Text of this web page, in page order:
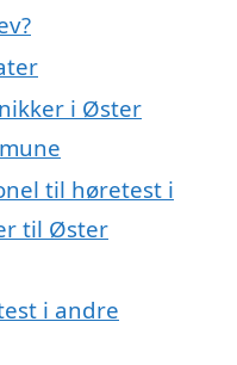
i Øster
til høretest i
til Øster
i andre